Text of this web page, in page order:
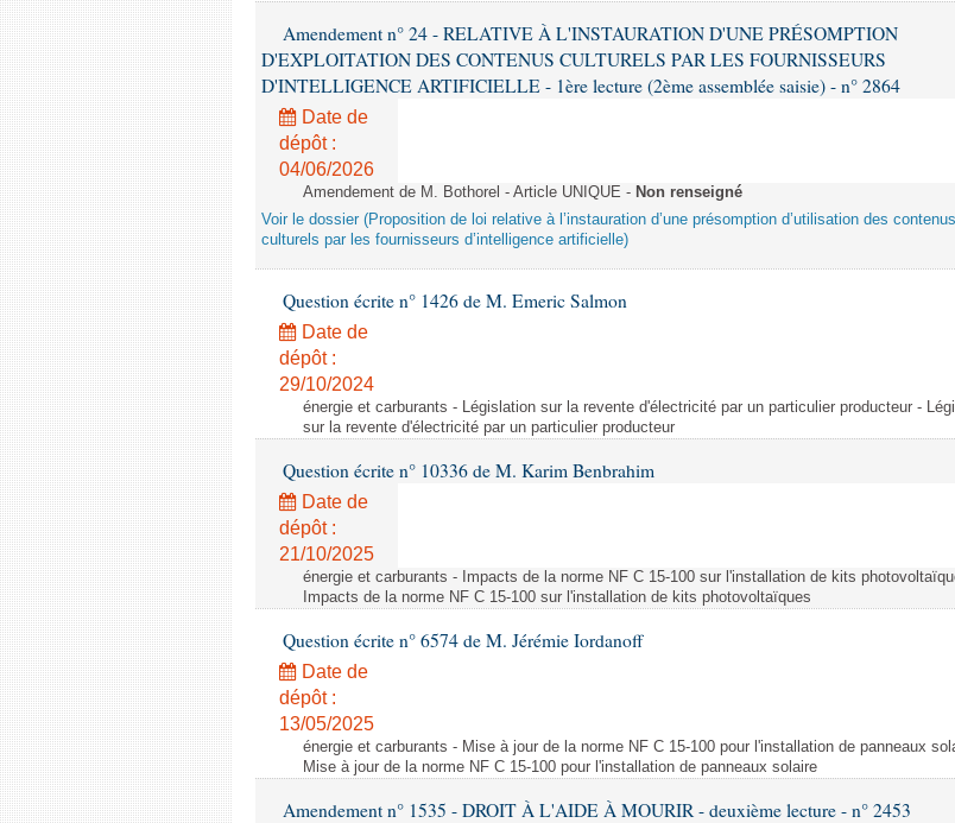
Amendement n° 24 - RELATIVE À L'INSTAURATION D'UNE PRÉSOMPTION
D'EXPLOITATION DES CONTENUS CULTURELS PAR LES FOURNISSEURS
D'INTELLIGENCE ARTIFICIELLE - 1ère lecture (2ème assemblée saisie) - n° 2864
Date de
dépôt :
04/06/2026
Amendement de M. Bothorel - Article UNIQUE - Non renseigné
Voir le dossier (Proposition de loi relative à l’instauration d’une présomption d’utilisation des contenus
culturels par les fournisseurs d’intelligence artificielle)
Question écrite n° 1426 de M. Emeric Salmon
Date de
dépôt :
29/10/2024
énergie et carburants - Législation sur la revente d'électricité par un particulier producteur -
sur la revente d'électricité par un particulier producteur
Question écrite n° 10336 de M. Karim Benbrahim
Date de
dépôt :
21/10/2025
énergie et carburants - Impacts de la norme NF C 15-100 sur l'installation de kits
Impacts de la norme NF C 15-100 sur l'installation de kits photovoltaïques
Question écrite n° 6574 de M. Jérémie Iordanoff
Date de
dépôt :
13/05/2025
énergie et carburants - Mise à jour de la norme NF C 15-100 pour l'installation de panneaux
Mise à jour de la norme NF C 15-100 pour l'installation de panneaux solaire
Amendement n° 1535 - DROIT À L'AIDE À MOURIR - deuxième lecture - n° 2453